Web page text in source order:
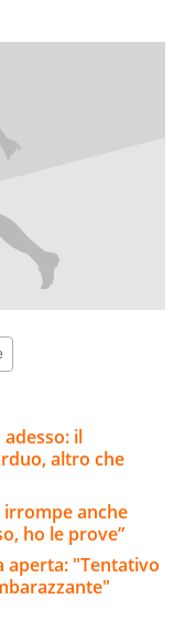
il
altro che
irrompe anche
ho le prove”
aperta: "Tentativo